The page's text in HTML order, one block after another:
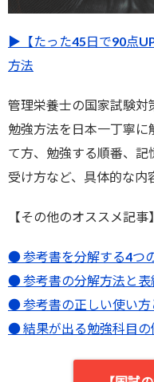
▶︎【たった45日で90点
方法
管理栄養士の国家試験対
勉強方法を日本一丁寧に
て方、勉強する順番、
受け方など、具体的な内
【その他のオススメ記事】
● 参考書を分解する4つ
● 参考書の分解方法と表
● 参考書の正しい使い方
● 結果が出る勉強科目の